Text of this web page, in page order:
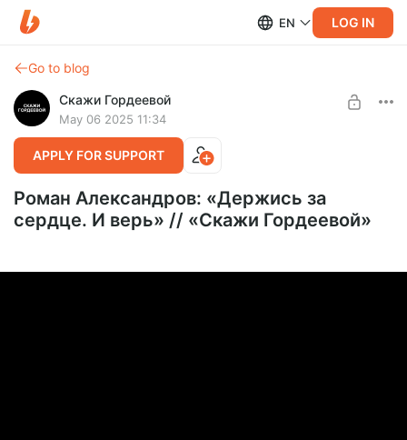
EN LOG IN
Go to blog
Скажи Гордеевой
May 06 2025 11:34
APPLY FOR SUPPORT
Роман Александров: «Держись за
сердце. И верь» // «Скажи Гордеевой»